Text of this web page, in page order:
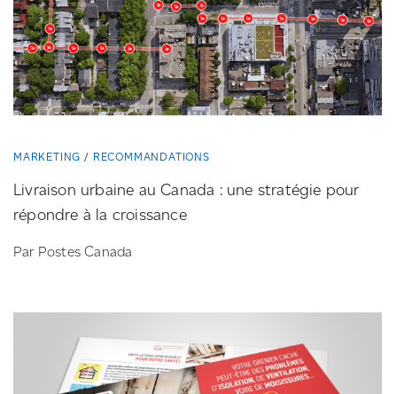
MARKETING RECOMMANDATIONS
Livraison urbaine au Canada : une stratégie pour
répondre à la croissance
Par Postes Canada